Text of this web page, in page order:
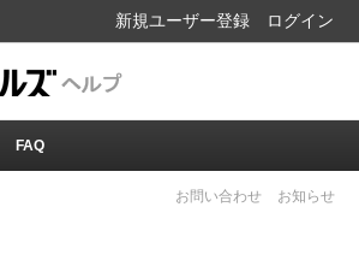
新規ユーザー登録 ログイン
FAQ
お問い合わせ お知らせ